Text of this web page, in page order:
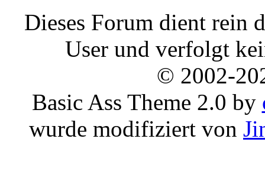
Dieses Forum dient rein
User und verfolgt
© 2002-
Basic Ass Theme 2.0 by
wurde modifiziert von